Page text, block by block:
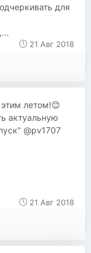
для
21 Авг 2018
этим летом!😊
актуальную
@pv1707
21 Авг 2018